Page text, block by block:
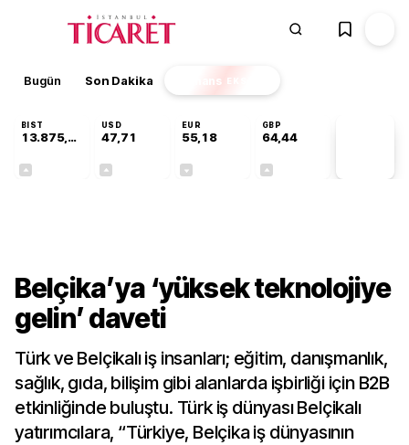
Bugün Son Dakika Finans EKSTRA
BIST
13.875,53
USD
47,71
EUR
55,18
GBP
64,44
Belçika’ya ‘yüksek teknolojiye
gelin’ daveti
Türk ve Belçikalı iş insanları; eğitim, danışmanlık,
sağlık, gıda, bilişim gibi alanlarda işbirliği için B2B
etkinliğinde buluştu. Türk iş dünyası Belçikalı
yatırımcılara, “Türkiye, Belçika iş dünyasının